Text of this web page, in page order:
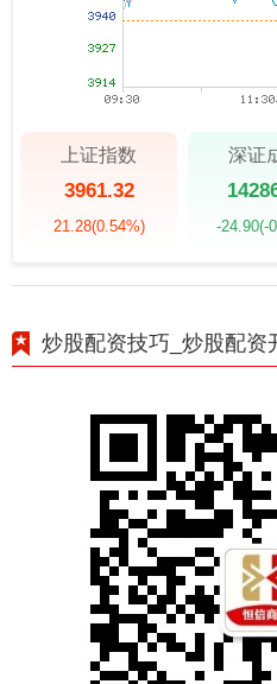
上证指数
3961.32
21.28(0.54%)
深证
-24.90(-
炒股配资技巧_炒股配资